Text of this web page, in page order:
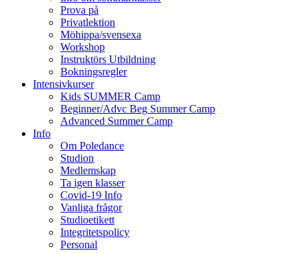
Prova på
Privatlektion
Möhippa/svensexa
Workshop
Instruktörs Utbildning
Bokningsregler
Intensivkurser
Kids SUMMER Camp
Beginner/Advc Beg Summer Camp
Advanced Summer Camp
Info
Om Poledance
Studion
Medlemskap
Ta igen klasser
Covid-19 Info
Vanliga frågor
Studioetikett
Integritetspolicy
Personal